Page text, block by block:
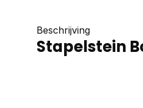
Beschrijving
Stapelstein